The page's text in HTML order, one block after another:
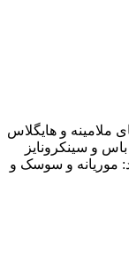
ملامینه و هایگلاس
و سینکرونایز
موریانه و سوسک و